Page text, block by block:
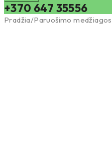
+370 647 35556
Pradžia/Paruošimo medžiagos